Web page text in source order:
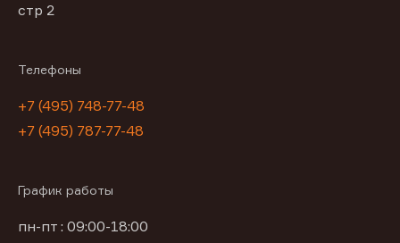
стр 2
Телефоны
+7 (495) 748-77-48
+7 (495) 787-77-48
График работы
пн-пт : 09:00-18:00